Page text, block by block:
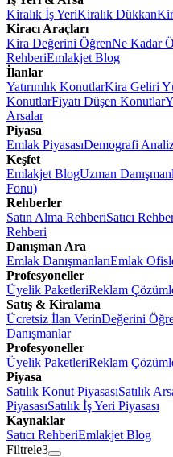
Kiralık İş YeriKiralık Dükkan
Kiracı Araçları
Kira Değerini ÖğrenNe Kadar
RehberiEmlakjet Blog
İlanlar
Yatırımlık KonutlarKira Geliri
KonutlarFiyatı Düşen Konutlar
Arsalar
Piyasa
Emlak PiyasasıDemografi
Keşfet
Emlakjet BlogUzman
Fonu)
Rehberler
Satın Alma RehberiSatıcı
Rehberi
Danışman Ara
Emlak DanışmanlarıEmlak
Profesyoneller
Üyelik PaketleriReklam
Satış & Kiralama
Ücretsiz İlan VerinDeğerini
Danışmanlar
Profesyoneller
Üyelik PaketleriReklam
Piyasa
Satılık Konut PiyasasıSatılık
PiyasasıSatılık İş Yeri Piyasası
Kaynaklar
Satıcı RehberiEmlakjet Blog
Filtrele3